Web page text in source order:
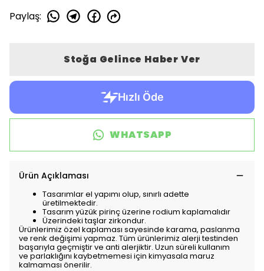
Paylaş:
Stoğa Gelince Haber Ver
WHATSAPP
Ürün Açıklaması
Tasarımlar el yapımı olup, sınırlı adette
üretilmektedir.
Tasarım yüzük pirinç üzerine rodium kaplamalıdır
Üzerindeki taşlar zirkondur.
Ürünlerimiz özel kaplaması sayesinde karama, paslanma
ve renk değişimi yapmaz. Tüm ürünlerimiz alerji testinden
başarıyla geçmiştir ve anti alerjiktir. Uzun süreli kullanım
ve parlaklığını kaybetmemesi için kimyasala maruz
kalmaması önerilir.